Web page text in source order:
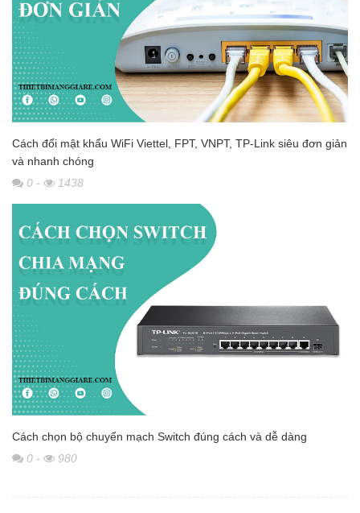
Cách đổi mật khẩu WiFi Viettel, FPT, VNPT, TP-Link siêu đơn giản
và nhanh chóng
0 - 1438
Cách chọn bộ chuyển mạch Switch đúng cách và dễ dàng
0 - 980